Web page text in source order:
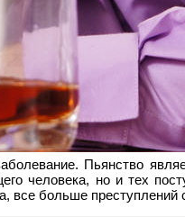
Пьянство
человека, но и тех
все больше